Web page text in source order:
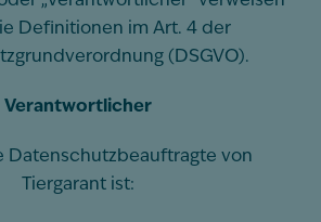
Definitionen im Art. 4 der
(DSGVO).
Verantwortlicher
Datenschutzbeauftragte von
Tiergarant ist: